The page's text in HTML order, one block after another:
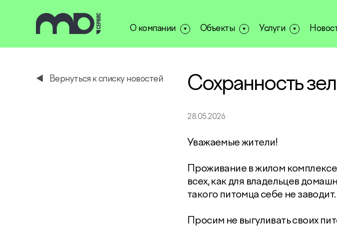
О компании Объекты Услуги
Вернуться к списку новостей
Сохранность
28.05.2026
Уважаемые жители!
Проживание в жилом
всех, как для владельцев
такого питомца себе не заводит.
Просим не выгуливать своих